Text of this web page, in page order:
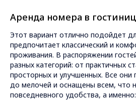
Аренда номера в
Этот вариант отлично подойдет
предпочитает классический и
проживания. В распоряжении
разных категорий: от практичных
просторных и улучшенных. Все они
до мелочей и оснащены всем, что
повседневного удобства, а именно: